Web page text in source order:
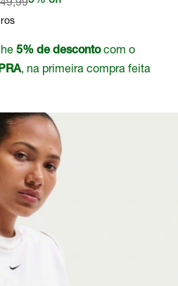
5% de descontocom o
, na primeira compra feita